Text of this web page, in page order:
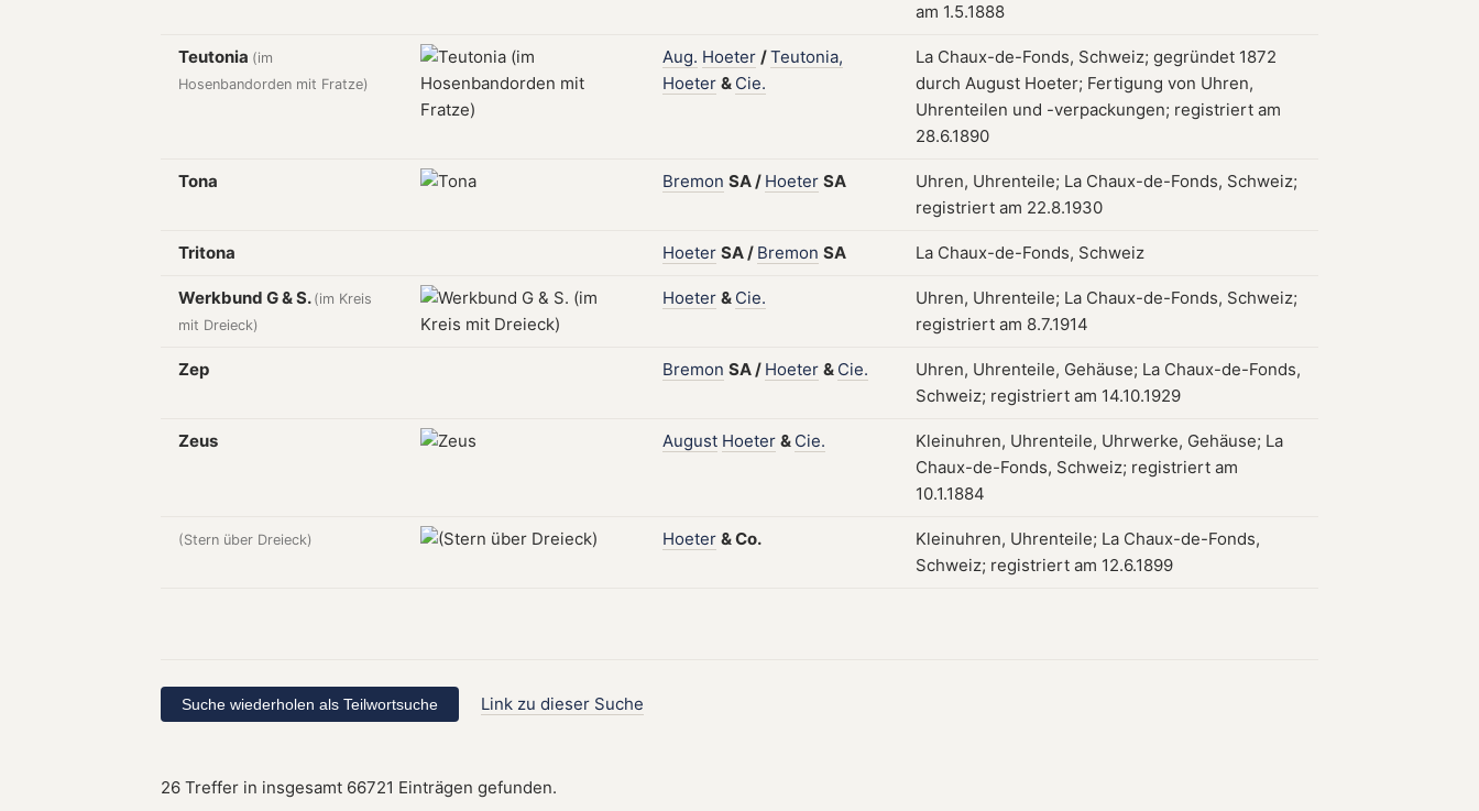
am 1.5.1888
Teutonia (im
Hosenbandorden mit Fratze)
Aug. Hoeter /Teutonia,
Hoeter & Cie.
La Chaux-de-Fonds, Schweiz; gegründet 1872
durch August Hoeter; Fertigung von Uhren,
Uhrenteilen und -verpackungen; registriert am
28.6.1890
Tona Bremon SA/ Hoeter SA
Uhren, Uhrenteile; La Chaux-de-Fonds, Schweiz;
registriert am 22.8.1930
Tritona Hoeter SA/ Bremon SA La Chaux-de-Fonds, Schweiz
Werkbund G & S. (im Kreis
mit Dreieck)
Hoeter & Cie.
Uhren, Uhrenteile; La Chaux-de-Fonds, Schweiz;
registriert am 8.7.1914
Zep Bremon SA/ Hoeter & Cie.
Uhren, Uhrenteile, Gehäuse; La Chaux-de-Fonds,
Schweiz; registriert am 14.10.1929
Zeus August Hoeter & Cie.
Kleinuhren, Uhrenteile, Uhrwerke, Gehäuse; La
Chaux-de-Fonds, Schweiz; registriert am
10.1.1884
(Stern über Dreieck) Hoeter &Co.
Kleinuhren, Uhrenteile; La Chaux-de-Fonds,
Schweiz; registriert am 12.6.1899
Link zu dieser Suche
26 Treffer in insgesamt 66721 Einträgen gefunden.